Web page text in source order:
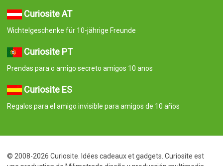
Curiosite AT
Wichtelgeschenke für 10-jährige Freunde
Curiosite PT
Prendas para o amigo secreto amigos 10 anos
Curiosite ES
Regalos para el amigo invisible para amigos de 10 años
© 2008-2026 Curiosite. Idées cadeaux et gadgets. Curiosite est